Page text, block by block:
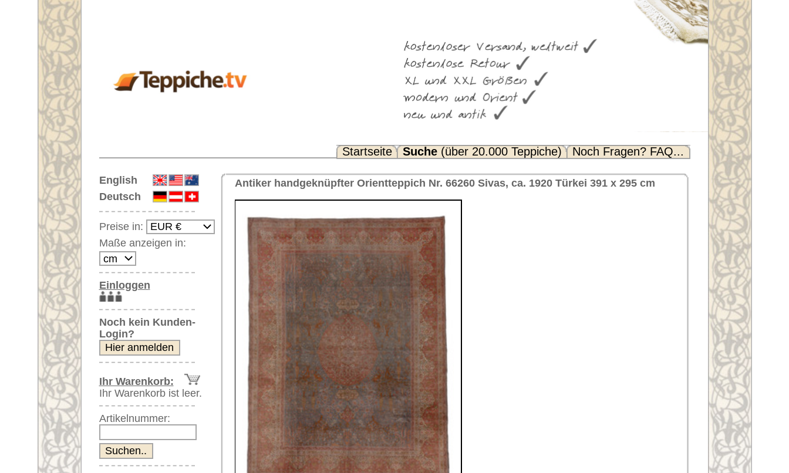
Noch Fragen? FAQ...
English
Deutsch
Preise in:
Maße anzeigen in:
Einloggen
Noch kein Kunden-
Login?
Ihr Warenkorb:
Ihr Warenkorb ist leer.
Artikelnummer:
Moderne Teppiche
Orientteppiche
Unifarben/ungemustert
Seidenteppiche
Große Teppiche
(über 300x200 cm)
Sehr große XL Teppiche
(über 400x200 cm)
Riesige XXL Teppiche
(über 600x200 cm)
Läufer / Galerien
Runde & ovale Teppiche
Antike Teppiche
Antike China Teppiche
Blaue Teppiche
Weitere größere Bilder (öffnen sich in neuem Fenster)
Bitte klicken Sie auf die kleinen Bilder weiter unten für Bilder in höherer Auflösung
Hauptbild Bild Nr. 3 Bild Nr. 4 Bild Nr. 5
Bild Nr. 6 Bild Nr. 8